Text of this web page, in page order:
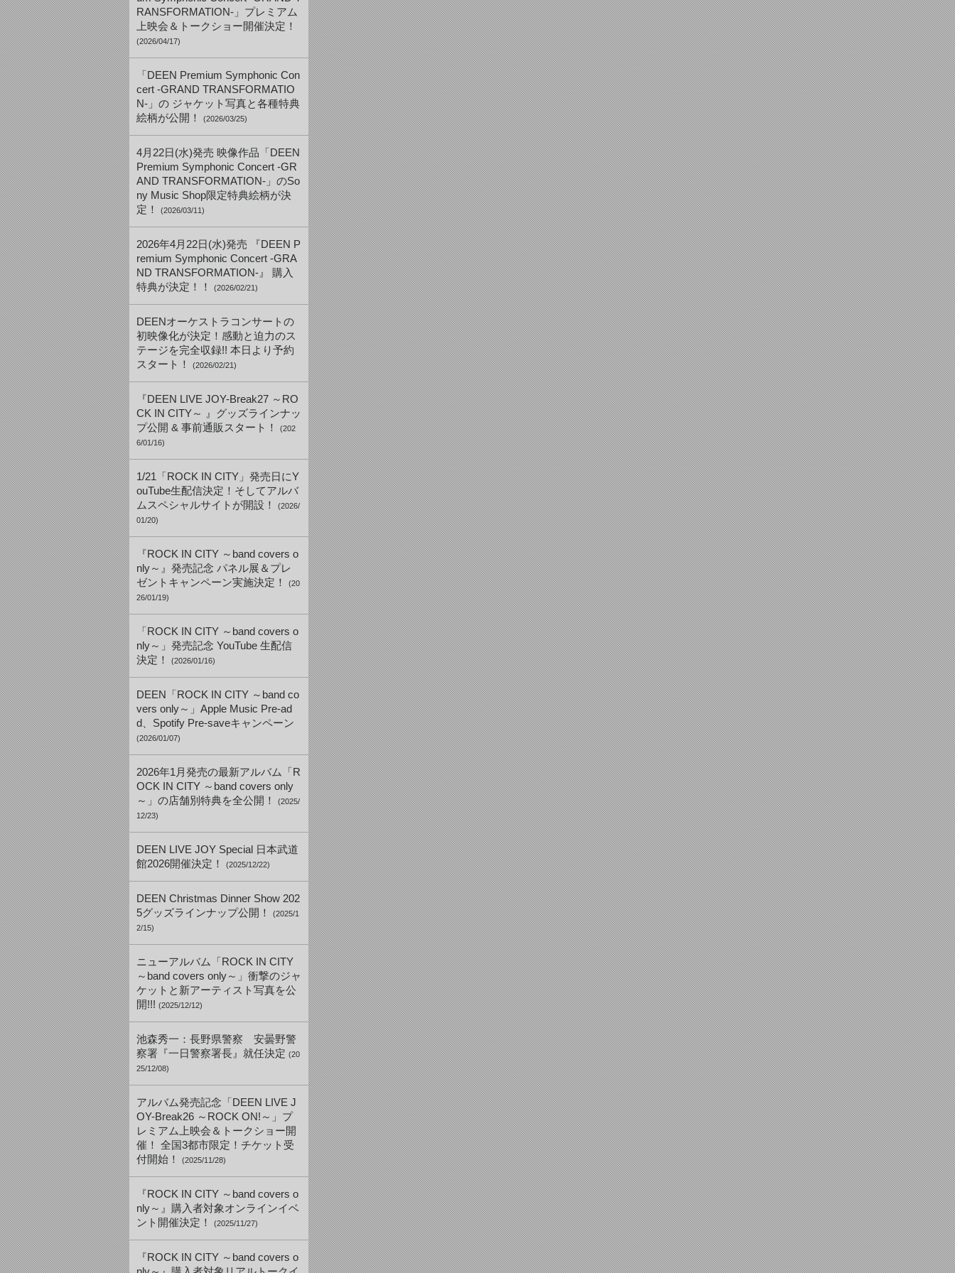
RANSFORMATION-」プレミアム
上映会＆トークショー開催決定！
(2026/04/17)
「DEEN Premium Symphonic Con
cert -GRAND TRANSFORMATIO
N-」の ジャケット写真と各種特典
絵柄が公開！
(2026/03/25)
4月22日(水)発売 映像作品「DEEN
Premium Symphonic Concert -GR
AND TRANSFORMATION-」のSo
ny Music Shop限定特典絵柄が決
定！
(2026/03/11)
2026年4月22日(水)発売 『DEEN P
remium Symphonic Concert -GRA
ND TRANSFORMATION-』 購入
特典が決定！！
(2026/02/21)
DEENオーケストラコンサートの
初映像化が決定！感動と迫力のス
テージを完全収録!! 本日より予約
スタート！
(2026/02/21)
『DEEN LIVE JOY-Break27 ～RO
CK IN CITY～ 』グッズラインナッ
プ公開 & 事前通販スタート！
(202
6/01/16)
1/21「ROCK IN CITY」発売日にY
ouTube生配信決定！そしてアルバ
ムスペシャルサイトが開設！
(2026/
01/20)
『ROCK IN CITY ～band covers o
nly～』発売記念 パネル展＆プレ
ゼントキャンペーン実施決定！
(20
26/01/19)
「ROCK IN CITY ～band covers o
nly～」発売記念 YouTube 生配信
決定！
(2026/01/16)
DEEN「ROCK IN CITY ～band co
vers only～」Apple Music Pre-ad
d、Spotify Pre-saveキャンペーン
(2026/01/07)
2026年1月発売の最新アルバム「R
OCK IN CITY ～band covers only
～」の店舗別特典を全公開！
(2025/
12/23)
DEEN LIVE JOY Special 日本武道
館2026開催決定！
(2025/12/22)
DEEN Christmas Dinner Show 202
5グッズラインナップ公開！
(2025/1
2/15)
ニューアルバム「ROCK IN CITY
～band covers only～」衝撃のジャ
ケットと新アーティスト写真を公
開!!! (2025/12/12)
池森秀一：長野県警察 安曇野警
察署『一日警察署長』就任決定 (20
25/12/08)
アルバム発売記念「DEEN LIVE J
OY-Break26 ～ROCK ON!～」プ
レミアム上映会＆トークショー開
催！ 全国3都市限定！チケット受
付開始！
(2025/11/28)
『ROCK IN CITY ～band covers o
nly～』購入者対象オンラインイベ
ント開催決定！
(2025/11/27)
『ROCK IN CITY ～band covers o